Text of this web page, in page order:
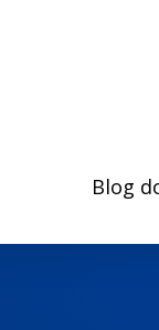
Blog